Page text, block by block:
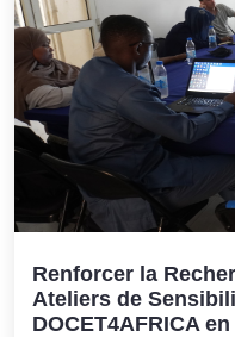
Renforcer la
Ateliers de
DOCET4AFRICA